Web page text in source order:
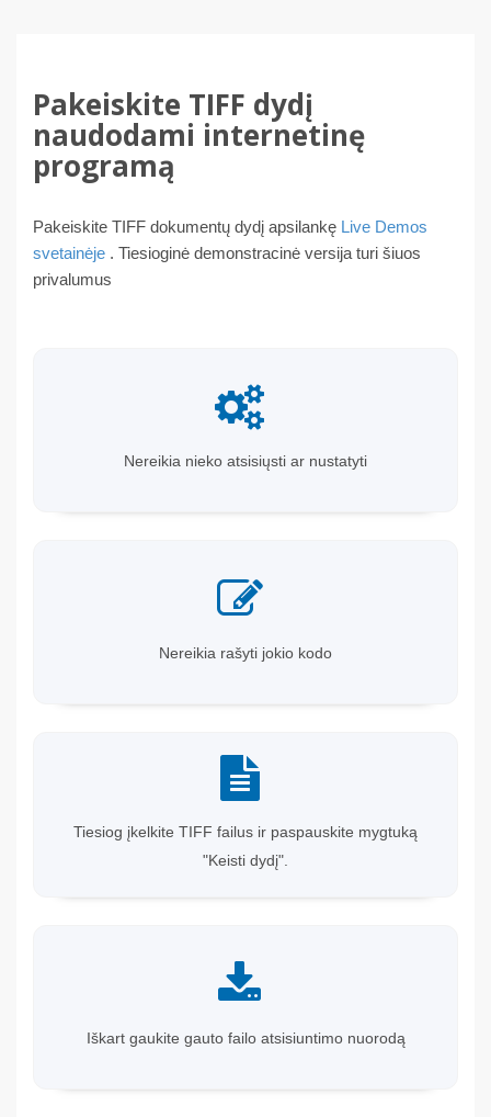
Pakeiskite TIFF dydį
naudodami internetinę
programą
Pakeiskite TIFF dokumentų dydį apsilankę Live Demos
svetainėje . Tiesioginė demonstracinė versija turi šiuos
privalumus
Nereikia nieko atsisiųsti ar nustatyti
Nereikia rašyti jokio kodo
Tiesiog įkelkite TIFF failus ir paspauskite mygtuką
"Keisti dydį".
Iškart gaukite gauto failo atsisiuntimo nuorodą